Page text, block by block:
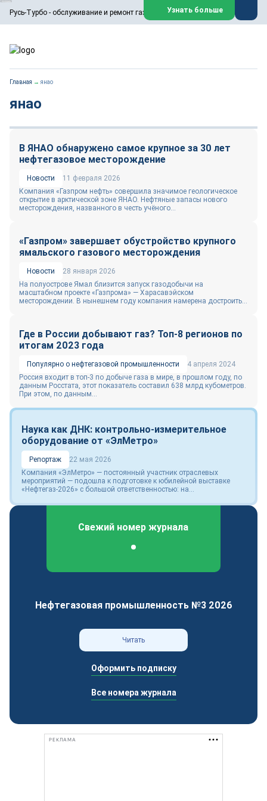
Русь-Турбо - обслуживание и ремонт газовых паровых турбин
ООО «Русь-Турбо» занимается сервисом газовых и паровых
турбин, комплексным ремонтом, восстановлением,
техническим обслуживанием оборудования ТЭС,
работают на нефтегазовых, нефтехимических,
металлургических и других предприятиях.
Реклама. ООО «Русь-Турбо», ИНН 7802588950
Узнать больше
Главная → янао
янао
В ЯНАО обнаружено самое крупное за 30 лет
нефтегазовое месторождение
Новости
11 февраля 2026
Компания «Газпром нефть» совершила значимое геологическое
открытие в арктической зоне ЯНАО. Нефтяные запасы нового
месторождения, названного в честь учёного...
«Газпром» завершает обустройство крупного
ямальского газового месторождения
Новости
28 января 2026
На полуострове Ямал близится запуск газодобычи на
масштабном проекте «Газпрома» — Харасавэйском
месторождении. В нынешнем году компания намерена достроить...
Где в России добывают газ? Топ-8 регионов по
итогам 2023 года
Популярно о нефтегазовой промышленности
4 апреля 2024
Россия входит в топ-3 по добыче газа в мире, в прошлом году, по
данным Росстата, этот показатель составил 638 млрд кубометров.
При этом, по данным...
Наука как ДНК: контрольно-измерительное
оборудование от «ЭлМетро»
Репортаж
22 мая 2026
Компания «ЭлМетро» — постоянный участник отраслевых
мероприятий — подошла к подготовке к юбилейной выставке
«Нефтегаз-2026» с большой ответственностью: на...
Свежий номер журнала
Нефтегазовая промышленность №3 2026
Читать
Оформить подписку
Все номера журнала
РЕКЛАМА